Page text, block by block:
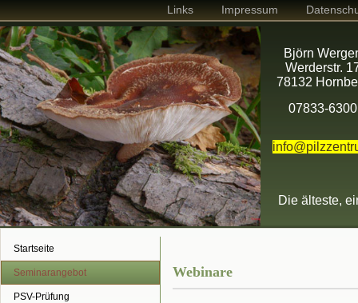
Links Impressum
Die älteste,
Björn
Werderstr.
78132
07833-6300
Startseite
Seminarangebot
PSV-Prüfung
Webinare